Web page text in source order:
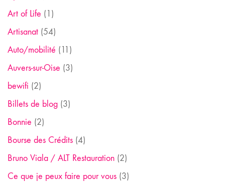
Art of Life (1)
Artisanat (54)
Auto/mobilité (11)
Auvers-sur-Oise (3)
bewifi (2)
Billets de blog (3)
Bonnie (2)
Bourse des Crédits (4)
Bruno Viala / ALT Restauration (2)
Ce que je peux faire pour vous (3)